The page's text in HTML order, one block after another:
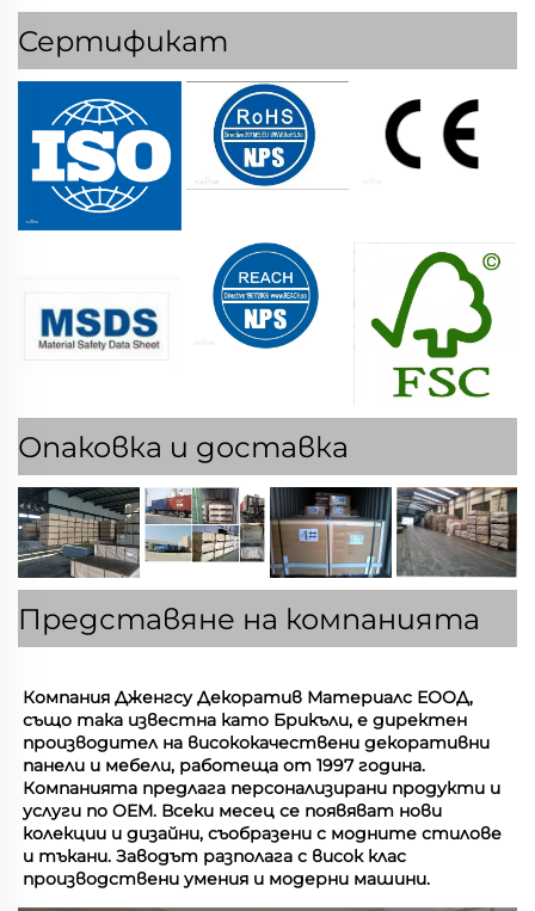
Сертификат
Опаковка и доставка
Представяне на компанията
Компания Дженгсу Декоратив Материалс ЕООД,
също така известна като Брикъли, е директен
производител на висококачествени декоративни
панели и мебели, работеща от 1997 година.
Компанията предлага персонализирани продукти и
услуги по OEM. Всеки месец се появяват нови
колекции и дизайни, съобразени с модните стилове
и тъкани. Заводът разполага с висок клас
производствени умения и модерни машини.